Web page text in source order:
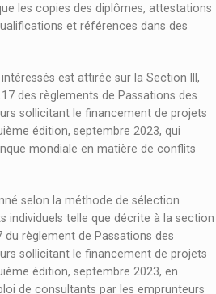
les copies des diplômes, attestations
et références dans des
est attirée sur la Section III,
des règlements de Passations des
sollicitant le financement de projets
édition, septembre 2023, qui
mondiale en matière de conflits
selon la méthode de sélection
individuels telle que décrite à la section
du règlement de Passations des
sollicitant le financement de projets
édition, septembre 2023, en
de consultants par les emprunteurs